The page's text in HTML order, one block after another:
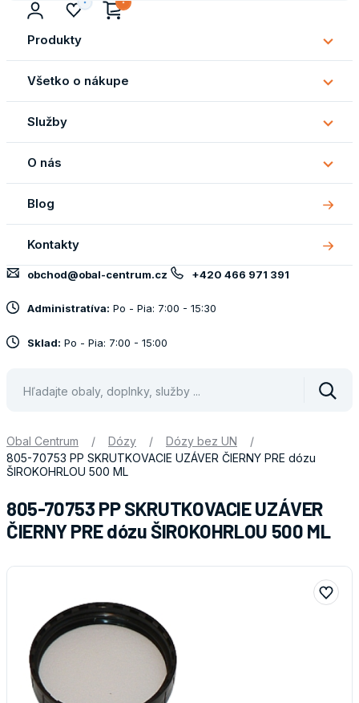
Produkty
Všetko o nákupe
o
Služby
O nás
O
nás
Blog
Kontakty
obchod@obal-centrum.cz +420 466 971 391
Administratíva: Po - Pia: 7:00 - 15:30
Sklad: Po - Pia: 7:00 - 15:00
Obal Centrum / Dózy / Dózy bez UN
/
805-70753 PP SKRUTKOVACIE UZÁVER ČIERNY PRE dózu
ŠIROKOHRLOU 500 ML
805-70753 PP SKRUTKOVACIE UZÁVER
ČIERNY PRE dózu ŠIROKOHRLOU 500 ML